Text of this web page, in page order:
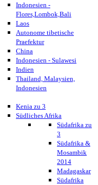
Indonesien -
Flores,Lombok,Bali
Laos
Autonome tibetische
Praefektur
China
Indonesien - Sulawesi
Indien
Thailand, Malaysien,
Indonesien
Kenia zu 3
Südliches Afrika
Südafrika zu
3
Südafrika &
Mosambik
2014
Madagaskar
Südafrika